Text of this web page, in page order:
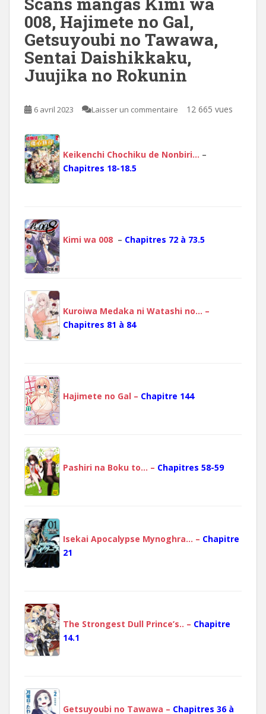
008, Hajimete no Gal,
Getsuyoubi no Tawawa,
Sentai Daishikkaku,
Juujika no Rokunin
6 avril 2023 Laisser un commentaire 12 665 vues
Keikenchi Chochiku de Nonbiri… –
Chapitres 18-18.5
Kimi wa 008 – Chapitres 72 à 73.5
Kuroiwa Medaka ni Watashi no… –
Chapitres 81 à 84
Hajimete no Gal – Chapitre 144
Pashiri na Boku to… – Chapitres 58-59
Isekai Apocalypse Mynoghra… – Chapitre
21
The Strongest Dull Prince’s.. – Chapitre
14.1
Getsuyoubi no Tawawa – Chapitres 36 à